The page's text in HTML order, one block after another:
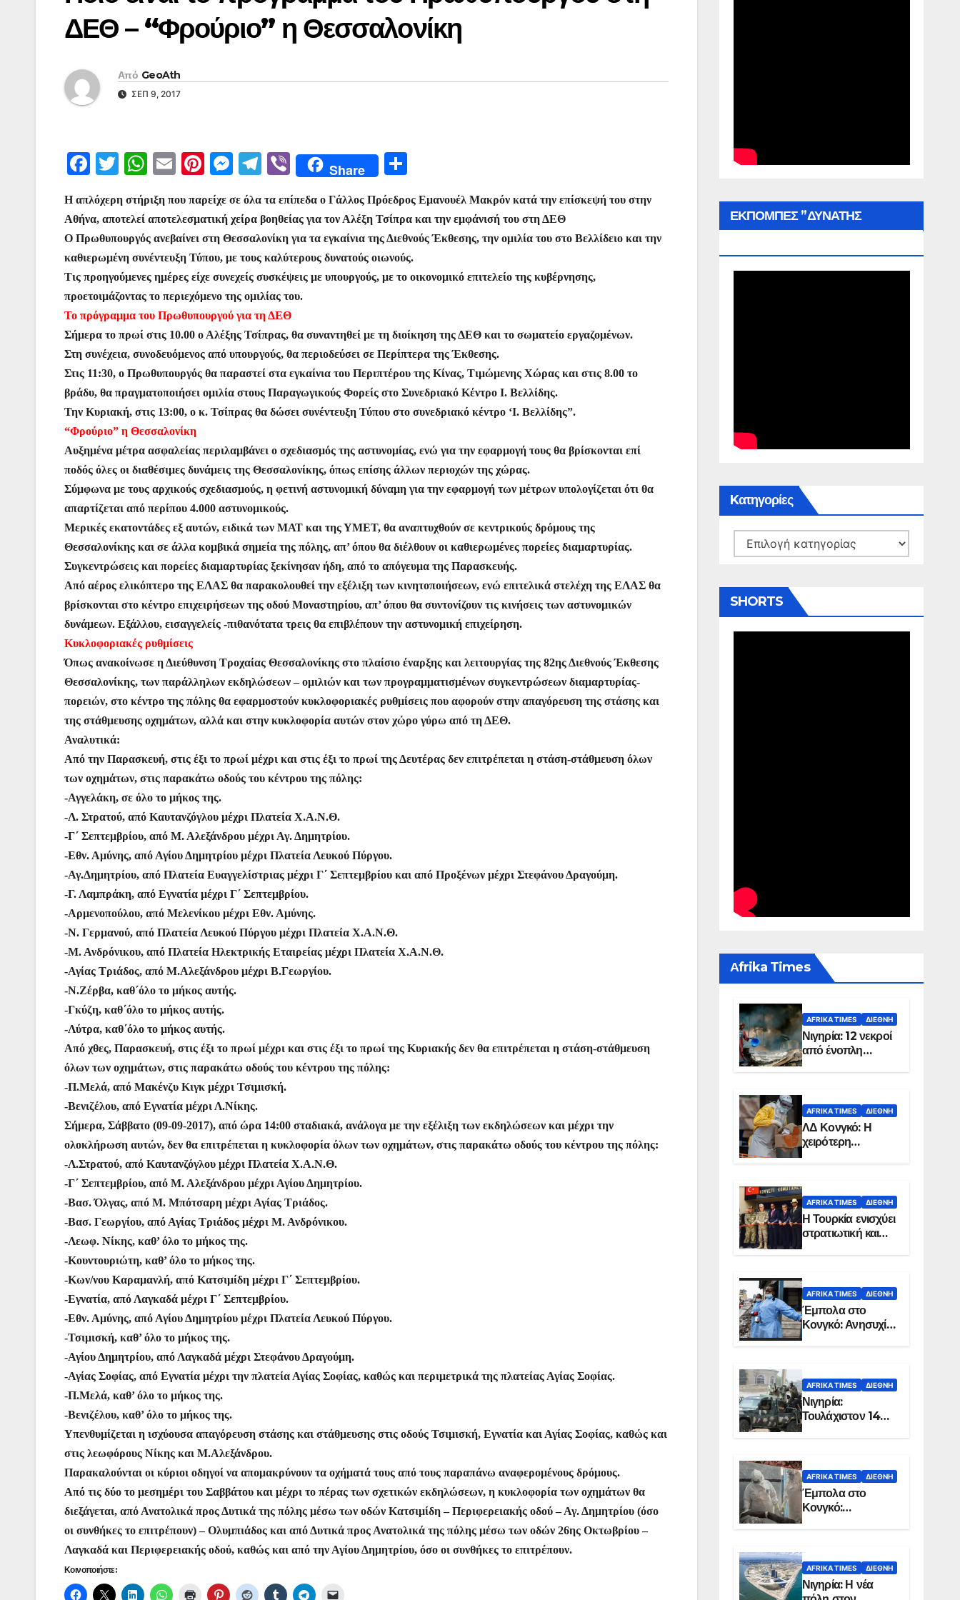
ΔΕΘ – “Φρούριο” η Θεσσαλονίκη
Από GeoAth
ΣΕΠ 9, 2017
F
c
e
b
o
o
k
T
itt
er
W
at
s
A
p
p
E
ai
l
Pi
er
e
st
M
s
s
e
n
g
er
T
e
gr
a
m
Vi
b
er
Share
ρ
α
σ
τε
ε
Η απλόχερη στήριξη που παρείχε σε όλα τα επίπεδα ο Γάλλος Πρόεδρος Εμανουέλ Μακρόν κατά την επίσκεψή του στην
Αθήνα, αποτελεί αποτελεσματική χείρα βοηθείας για τον Αλέξη Τσίπρα και την εμφάνισή του στη ΔΕΘ
Ο Πρωθυπουργός ανεβαίνει στη Θεσσαλονίκη για τα εγκαίνια της Διεθνούς Έκθεσης, την ομιλία του στο Βελλίδειο και την
καθιερωμένη συνέντευξη Τύπου, με τους καλύτερους δυνατούς οιωνούς.
Τις προηγούμενες ημέρες είχε συνεχείς συσκέψεις με υπουργούς, με το οικονομικό επιτελείο της κυβέρνησης,
προετοιμάζοντας το περιεχόμενο της ομιλίας του.
Το πρόγραμμα του Πρωθυπουργού για τη ΔΕΘ
Σήμερα το πρωί στις 10.00 ο Αλέξης Τσίπρας, θα συναντηθεί με τη διοίκηση της ΔΕΘ και το σωματείο εργαζομένων.
Στη συνέχεια, συνοδευόμενος από υπουργούς, θα περιοδεύσει σε Περίπτερα της Έκθεσης.
Στις 11:30, ο Πρωθυπουργός θα παραστεί στα εγκαίνια του Περιπτέρου της Κίνας, Τιμώμενης Χώρας και στις 8.00 το
βράδυ, θα πραγματοποιήσει ομιλία στους Παραγωγικούς Φορείς στο Συνεδριακό Κέντρο Ι. Βελλίδης.
Την Κυριακή, στις 13:00, ο κ. Τσίπρας θα δώσει συνέντευξη Τύπου στο συνεδριακό κέντρο ‘Ι. Βελλίδης”.
“Φρούριο” η Θεσσαλονίκη
Αυξημένα μέτρα ασφαλείας περιλαμβάνει ο σχεδιασμός της αστυνομίας, ενώ για την εφαρμογή τους θα βρίσκονται επί
ποδός όλες οι διαθέσιμες δυνάμεις της Θεσσαλονίκης, όπως επίσης άλλων περιοχών της χώρας.
Σύμφωνα με τους αρχικούς σχεδιασμούς, η φετινή αστυνομική δύναμη για την εφαρμογή των μέτρων υπολογίζεται ότι θα
απαρτίζεται από περίπου 4.000 αστυνομικούς.
Μερικές εκατοντάδες εξ αυτών, ειδικά των ΜΑΤ και της ΥΜΕΤ, θα αναπτυχθούν σε κεντρικούς δρόμους της
Θεσσαλονίκης και σε άλλα κομβικά σημεία της πόλης, απ’ όπου θα διέλθουν οι καθιερωμένες πορείες διαμαρτυρίας.
Συγκεντρώσεις και πορείες διαμαρτυρίας ξεκίνησαν ήδη, από το απόγευμα της Παρασκευής.
Από αέρος ελικόπτερο της ΕΛΑΣ θα παρακολουθεί την εξέλιξη των κινητοποιήσεων, ενώ επιτελικά στελέχη της ΕΛΑΣ θα
βρίσκονται στο κέντρο επιχειρήσεων της οδού Μοναστηρίου, απ’ όπου θα συντονίζουν τις κινήσεις των αστυνομικών
δυνάμεων. Εξάλλου, εισαγγελείς -πιθανότατα τρεις θα επιβλέπουν την αστυνομική επιχείρηση.
Κυκλοφοριακές ρυθμίσεις
Όπως ανακοίνωσε η Διεύθυνση Τροχαίας Θεσσαλονίκης στο πλαίσιο έναρξης και λειτουργίας της 82ης Διεθνούς Έκθεσης
Θεσσαλονίκης, των παράλληλων εκδηλώσεων – ομιλιών και των προγραμματισμένων συγκεντρώσεων διαμαρτυρίας-
πορειών, στο κέντρο της πόλης θα εφαρμοστούν κυκλοφοριακές ρυθμίσεις που αφορούν στην απαγόρευση της στάσης και
της στάθμευσης οχημάτων, αλλά και στην κυκλοφορία αυτών στον χώρο γύρω από τη ΔΕΘ.
Αναλυτικά:
Από την Παρασκευή, στις έξι το πρωί μέχρι και στις έξι το πρωί της Δευτέρας δεν επιτρέπεται η στάση-στάθμευση όλων
των οχημάτων, στις παρακάτω οδούς του κέντρου της πόλης:
-Αγγελάκη, σε όλο το μήκος της.
-Λ. Στρατού, από Καυτανζόγλου μέχρι Πλατεία Χ.Α.Ν.Θ.
-Γ΄ Σεπτεμβρίου, από Μ. Αλεξάνδρου μέχρι Αγ. Δημητρίου.
-Εθν. Αμύνης, από Αγίου Δημητρίου μέχρι Πλατεία Λευκού Πύργου.
-Αγ.Δημητρίου, από Πλατεία Ευαγγελίστριας μέχρι Γ΄ Σεπτεμβρίου και από Προξένων μέχρι Στεφάνου Δραγούμη.
-Γ. Λαμπράκη, από Εγνατία μέχρι Γ΄ Σεπτεμβρίου.
-Αρμενοπούλου, από Μελενίκου μέχρι Εθν. Αμύνης.
-Ν. Γερμανού, από Πλατεία Λευκού Πύργου μέχρι Πλατεία Χ.Α.Ν.Θ.
-Μ. Ανδρόνικου, από Πλατεία Ηλεκτρικής Εταιρείας μέχρι Πλατεία Χ.Α.Ν.Θ.
-Αγίας Τριάδος, από Μ.Αλεξάνδρου μέχρι Β.Γεωργίου.
-Ν.Ζέρβα, καθ΄όλο το μήκος αυτής.
-Γκύζη, καθ΄όλο το μήκος αυτής.
-Λύτρα, καθ΄όλο το μήκος αυτής.
Από χθες, Παρασκευή, στις έξι το πρωί μέχρι και στις έξι το πρωί της Κυριακής δεν θα επιτρέπεται η στάση-στάθμευση
όλων των οχημάτων, στις παρακάτω οδούς του κέντρου της πόλης:
-Π.Μελά, από Μακένζυ Κιγκ μέχρι Τσιμισκή.
-Βενιζέλου, από Εγνατία μέχρι Λ.Νίκης.
Σήμερα, Σάββατο (09-09-2017), από ώρα 14:00 σταδιακά, ανάλογα με την εξέλιξη των εκδηλώσεων και μέχρι την
ολοκλήρωση αυτών, δεν θα επιτρέπεται η κυκλοφορία όλων των οχημάτων, στις παρακάτω οδούς του κέντρου της πόλης:
-Λ.Στρατού, από Καυτανζόγλου μέχρι Πλατεία Χ.Α.Ν.Θ.
-Γ΄ Σεπτεμβρίου, από Μ. Αλεξάνδρου μέχρι Αγίου Δημητρίου.
-Βασ. Όλγας, από Μ. Μπότσαρη μέχρι Αγίας Τριάδος.
-Βασ. Γεωργίου, από Αγίας Τριάδος μέχρι Μ. Ανδρόνικου.
-Λεωφ. Νίκης, καθ’ όλο το μήκος της.
-Κουντουριώτη, καθ’ όλο το μήκος της.
-Κων/νου Καραμανλή, από Κατσιμίδη μέχρι Γ΄ Σεπτεμβρίου.
-Εγνατία, από Λαγκαδά μέχρι Γ΄ Σεπτεμβρίου.
-Εθν. Αμύνης, από Αγίου Δημητρίου μέχρι Πλατεία Λευκού Πύργου.
-Τσιμισκή, καθ’ όλο το μήκος της.
-Αγίου Δημητρίου, από Λαγκαδά μέχρι Στεφάνου Δραγούμη.
-Αγίας Σοφίας, από Εγνατία μέχρι την πλατεία Αγίας Σοφίας, καθώς και περιμετρικά της πλατείας Αγίας Σοφίας.
-Π.Μελά, καθ’ όλο το μήκος της.
-Βενιζέλου, καθ’ όλο το μήκος της.
Υπενθυμίζεται η ισχύουσα απαγόρευση στάσης και στάθμευσης στις οδούς Τσιμισκή, Εγνατία και Αγίας Σοφίας, καθώς και
στις λεωφόρους Νίκης και Μ.Αλεξάνδρου.
Παρακαλούνται οι κύριοι οδηγοί να απομακρύνουν τα οχήματά τους από τους παραπάνω αναφερομένους δρόμους.
Από τις δύο το μεσημέρι του Σαββάτου και μέχρι το πέρας των σχετικών εκδηλώσεων, η κυκλοφορία των οχημάτων θα
διεξάγεται, από Ανατολικά προς Δυτικά της πόλης μέσω των οδών Κατσιμίδη – Περιφερειακής οδού – Αγ. Δημητρίου (όσο
οι συνθήκες το επιτρέπουν) – Ολυμπιάδος και από Δυτικά προς Ανατολικά της πόλης μέσω των οδών 26ης Οκτωβρίου –
Λαγκαδά και Περιφερειακής οδού, καθώς και από την Αγίου Δημητρίου, όσο οι συνθήκες το επιτρέπουν.
Κοινοποιήστε:
ΕΚΠΟΜΠΕΣ ”ΔΥΝΑΤΗΣ
Kατηγορίες
Kατηγορίες
SHORTS
Αfrika Times
AFRIKA TIMES ΔΙΕΘΝΉ
Νιγηρία: 12 νεκροί
από ένοπλη
επίθεση σε χωριό
AFRIKA TIMES ΔΙΕΘΝΉ
ΛΔ Κονγκό: Η
χειρότερη
επιδημία Έμπολα
χώρας
AFRIKA TIMES ΔΙΕΘΝΉ
Η Τουρκία ενισχύει
στρατιωτική και
ενεργειακή
Σομαλία
AFRIKA TIMES ΔΙΕΘΝΉ
Έμπολα στο
Κονγκό: Ανησυχία
για τη μεγάλη
AFRIKA TIMES ΔΙΕΘΝΉ
Νιγηρία:
Τουλάχιστον 14
νεκροί από
στην Οτούκπο
AFRIKA TIMES ΔΙΕΘΝΉ
Έμπολα στο
Κονγκό:
Ξεπέρασαν τους
AFRIKA TIMES ΔΙΕΘΝΉ
Νιγηρία: Η νέα